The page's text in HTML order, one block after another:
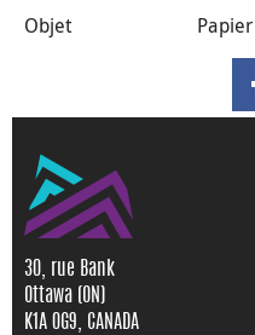
Objet Papier
30, rue Bank
Ottawa (ON)
K1A 0G9, CANADA